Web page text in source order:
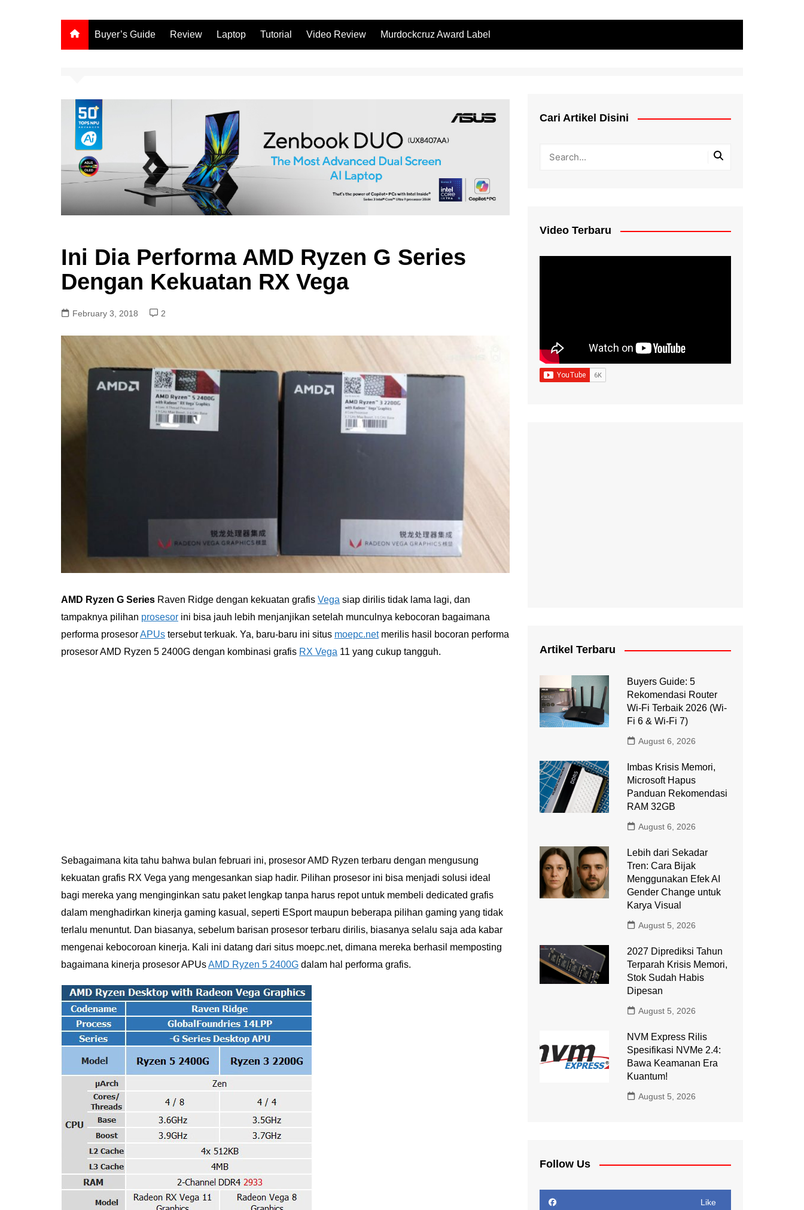
Buyer’s Guide Review Laptop Tutorial Video Review Murdockcruz Award Label
Ini Dia Performa AMD Ryzen G Series
Dengan Kekuatan RX Vega
February 3, 2018 2
AMD Ryzen G Series Raven Ridge dengan kekuatan grafis Vega siap dirilis tidak lama lagi, dan
tampaknya pilihan prosesor ini bisa jauh lebih menjanjikan setelah munculnya kebocoran bagaimana
performa prosesorAPUs tersebut terkuak. Ya, baru-baru ini situs moepc.netmerilis hasil bocoran performa
prosesor AMD Ryzen 5 2400G dengan kombinasi grafis RX Vega 11 yang cukup tangguh.
Sebagaimana kita tahu bahwa bulan februari ini, prosesor AMD Ryzen terbaru dengan mengusung
kekuatan grafis RX Vega yang mengesankan siap hadir. Pilihan prosesor ini bisa menjadi solusi ideal
bagi mereka yang menginginkan satu paket lengkap tanpa harus repot untuk membeli dedicated grafis
dalam menghadirkan kinerja gaming kasual, seperti ESport maupun beberapa pilihan gaming yang tidak
terlalu menuntut. Dan biasanya, sebelum barisan prosesor terbaru dirilis, biasanya selalu saja ada kabar
mengenai kebocoroan kinerja. Kali ini datang dari situs moepc.net, dimana mereka berhasil memposting
bagaimana kinerja prosesor APUsAMD Ryzen 5 2400G dalam hal performa grafis.
Cari Artikel Disini
Video Terbaru
Artikel Terbaru
Buyers Guide: 5
Rekomendasi Router
Wi-Fi Terbaik 2026 (Wi-
Fi 6 & Wi-Fi 7)
August 6, 2026
Imbas Krisis Memori,
Microsoft Hapus
Panduan Rekomendasi
RAM 32GB
August 6, 2026
Lebih dari Sekadar
Tren: Cara Bijak
Menggunakan Efek AI
Gender Change untuk
Karya Visual
August 5, 2026
2027 Diprediksi Tahun
Terparah Krisis Memori,
Stok Sudah Habis
Dipesan
August 5, 2026
NVM Express Rilis
Spesifikasi NVMe 2.4:
Bawa Keamanan Era
Kuantum!
August 5, 2026
Follow Us
Like